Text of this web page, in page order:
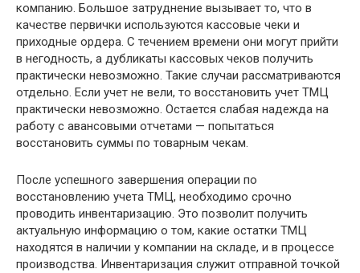
компанию. Большое затруднение вызывает то, что в
качестве первички используются кассовые чеки и
приходные ордера. С течением времени они могут прийти
в негодность, а дубликаты кассовых чеков получить
практически невозможно. Такие случаи рассматриваются
отдельно. Если учет не вели, то восстановить учет ТМЦ
практически невозможно. Остается слабая надежда на
работу с авансовыми отчетами — попытаться
восстановить суммы по товарным чекам.
После успешного завершения операции по
восстановлению учета ТМЦ, необходимо срочно
проводить инвентаризацию. Это позволит получить
актуальную информацию о том, какие остатки ТМЦ
находятся в наличии у компании на складе, и в процессе
производства. Инвентаризация служит отправной точкой